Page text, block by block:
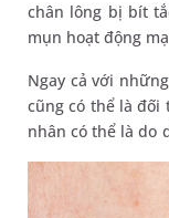
chân lông bị bít
mụn hoạt động
Ngay cả với
cũng có thể là đối
nhân có thể là do